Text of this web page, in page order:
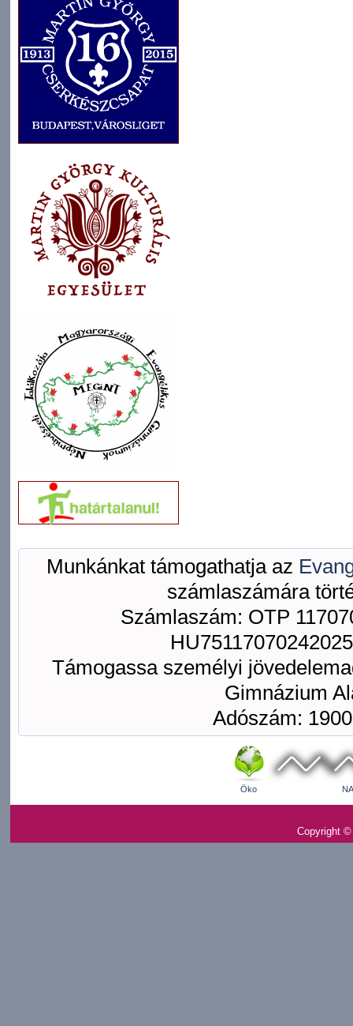
Munkánkat támogathatja az
számlaszámára
Számlaszám: OTP
Támogassa személyi
Gimnázium
Adószám:
Öko
Copyright